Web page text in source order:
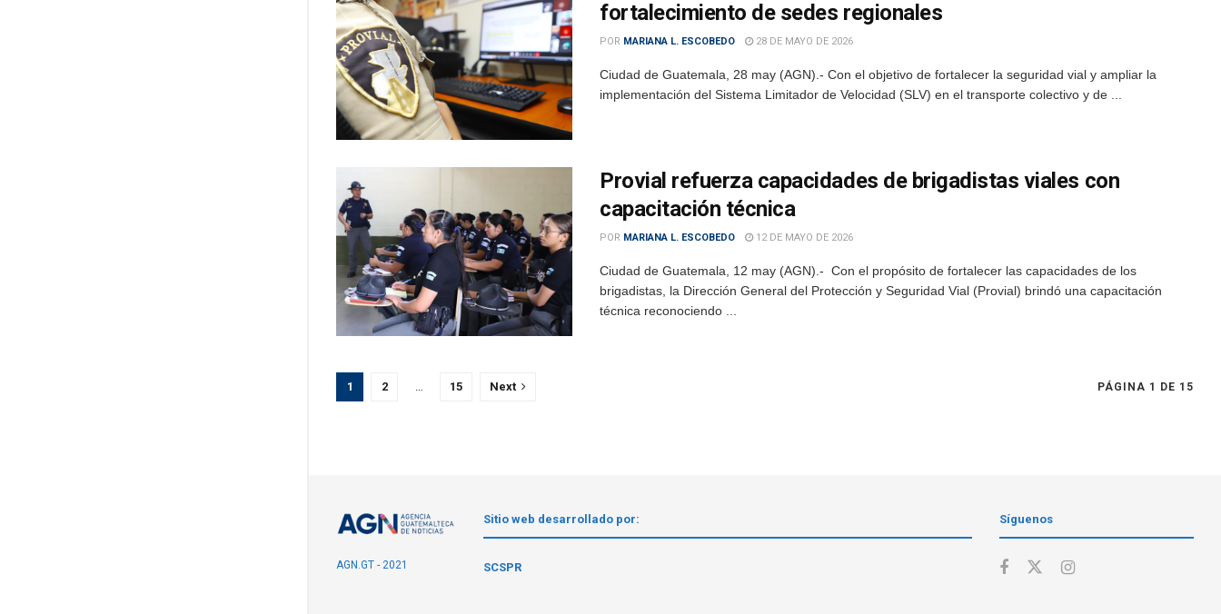
fortalecimiento de sedes regionales
POR MARIANA L. ESCOBEDO 28 DE MAYO DE 2026
Ciudad de Guatemala, 28 may (AGN).- Con el objetivo de fortalecer la seguridad vial y ampliar la
implementación del Sistema Limitador de Velocidad (SLV) en el transporte colectivo y de ...
Provial refuerza capacidades de brigadistas viales con
capacitación técnica
POR MARIANA L. ESCOBEDO 12 DE MAYO DE 2026
Ciudad de Guatemala, 12 may (AGN).- Con el propósito de fortalecer las capacidades de los
brigadistas, la Dirección General del Protección y Seguridad Vial (Provial) brindó una capacitación
técnica reconociendo ...
PÁGINA 1 DE 15
1 2 15 Next
AGN.GT - 2021
Sitio web desarrollado por:
SCSPR
Síguenos